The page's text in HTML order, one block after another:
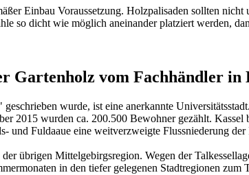
Einbau Voraussetzung. Holzpalisaden sollten
so dicht wie möglich aneinander platziert werden,
Gartenholz vom Fachhändler in
wurde, ist eine anerkannte
2015 wurden ca. 200.500 Bewohner gezählt.
und Fuldaaue eine weitverzweigte Flussniederung
übrigen Mittelgebirgsregion. Wegen der
in den tiefer gelegenen Stadtregionen